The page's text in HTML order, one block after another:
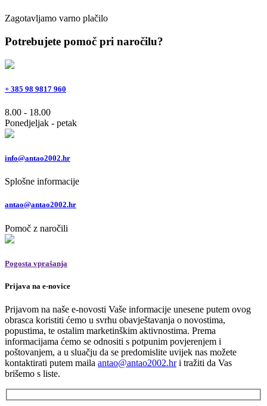
Zagotavljamo varno plačilo
Potrebujete pomoč pri naročilu?
+ 385 98 9817 960
8.00 - 18.00
Ponedjeljak - petak
info@antao2002.hr
Splošne informacije
antao@antao2002.hr
Pomoč z naročili
Pogosta vprašanja
Prijava na e-novice
Prijavom na naše e-novosti Vaše informacije unesene putem ovog
obrasca koristiti ćemo u svrhu obavještavanja o novostima,
popustima, te ostalim marketinškim aktivnostima. Prema
informacijama ćemo se odnositi s potpunim povjerenjem i
poštovanjem, a u sluačju da se predomislite uvijek nas možete
kontaktirati putem maila antao@antao2002.hri tražiti da Vas
brišemo s liste.